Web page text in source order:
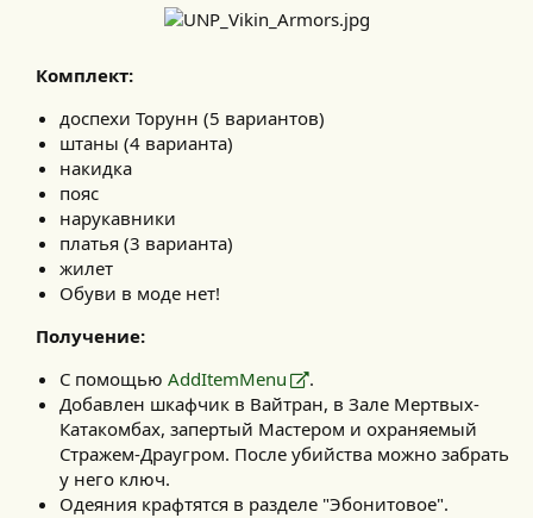
Комплект:
доспехи Торунн (5 вариантов)
штаны (4 варианта)
накидка
пояс
нарукавники
платья (3 варианта)
жилет
Обуви в моде нет!
Получение:
С помощью AddItemMenu
.
Добавлен шкафчик в Вайтран, в Зале Мертвых-
Катакомбах, запертый Мастером и охраняемый
Стражем-Драугром. После убийства можно забрать
у него ключ.
Одеяния крафтятся в разделе "Эбонитовое".